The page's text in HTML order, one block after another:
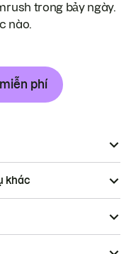
trong bảy ngày.
nào.
phí
khác